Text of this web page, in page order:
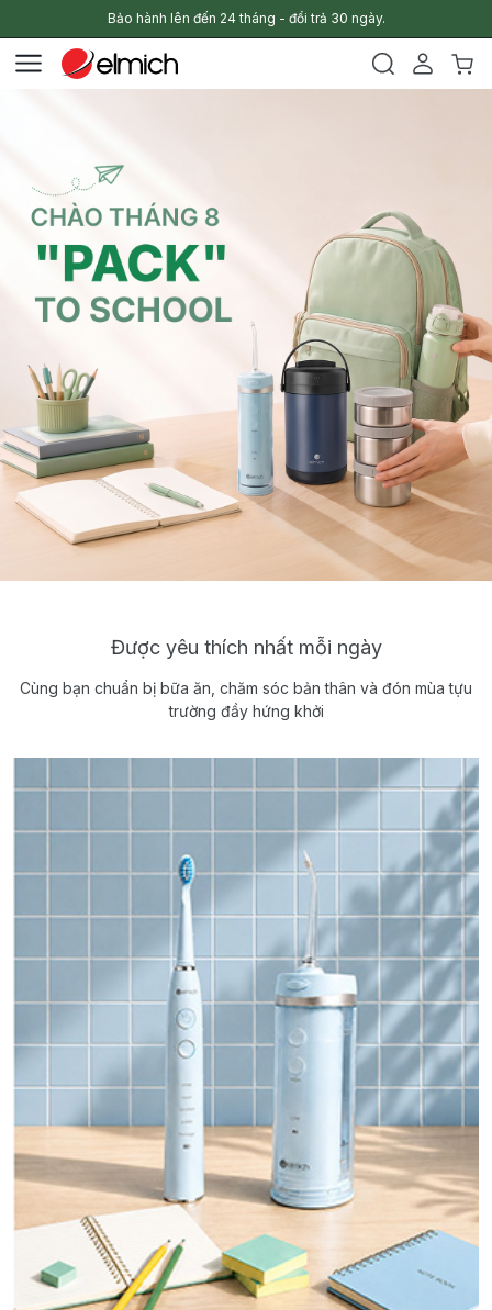
Bảo hành lên đến 24 tháng - đổi trả 30 ngày.
Được yêu thích nhất mỗi ngày
Cùng bạn chuẩn bị bữa ăn, chăm sóc bản thân và đón mùa tựu
trường đầy hứng khởi